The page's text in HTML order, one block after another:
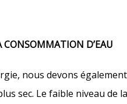
CONSOMMATION D’EAU
nous devons
sec. Le faible niveau